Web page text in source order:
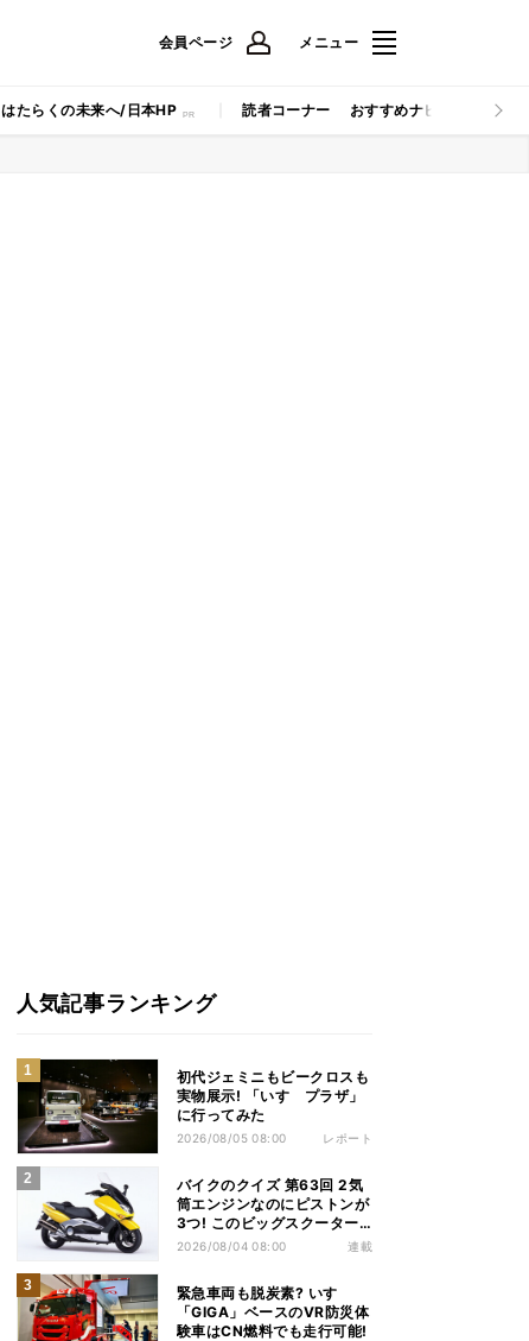
会員ページ メニュー
はたらくの未来へ/日本HP 読者コーナー おすすめナビ マイナビ
人気記事ランキング
初代ジェミニもビークロスも
実物展示! 「いすゞプラザ」
に行ってみた
2026/08/05 08:00 レポート
バイクのクイズ 第63回 2気
筒エンジンなのにピストンが
3つ! このビッグスクーター
の名前は?
2026/08/04 08:00 連載
緊急車両も脱炭素? いすゞ
「GIGA」ベースのVR防災体
験車はCN燃料でも走行可能!